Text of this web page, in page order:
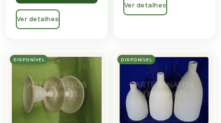
Ver detalhes
Ver detalhes
DISPONÍVEL DISPONÍVEL